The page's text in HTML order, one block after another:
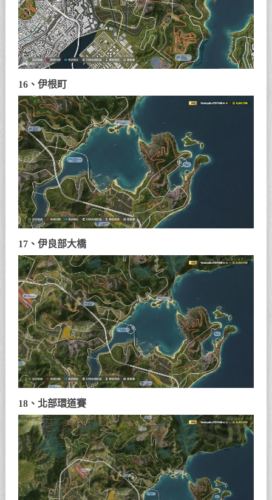
16、伊根町
17、伊良部大橋
18、北部環道賽